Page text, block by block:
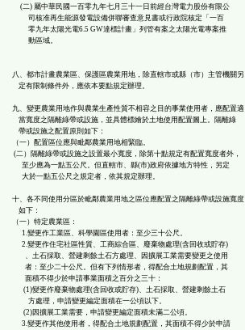
(二) 屬中華民國一百零九年七月三十一日前經台灣電力股份有限公
司核准再生能源發電設備併聯審查意見書或行政院核定「一百
零九年太陽光電6.5 GW達標計畫」列管有案之太陽光電專案推
動區域。
八、都市計畫農業區、保護區農業用地，除直轄市或縣（市）主管機關另
定有限制條件外，應依本要點規定辦理。
九、變更農業用地作與農業生產性質不相容之目的事業使用者，應配置適
當寬度之隔離綠帶或設施，並具體標繪於土地使用配置圖上。隔離綠
帶或設施之配置原則如下：
（一）配置區位應與毗鄰農業用地相緊臨。
(二）隔離綠帶或設施之設置最小寬度，除第十點規定有配置寬度者外，
至少應為一點五公尺。但直轄市、縣(市)政府依據地方特性，另定
大於一點五公尺之規定者，依其規定辦理。
十、各不同使用分區於毗鄰農業用地之區位應配置之隔離綠帶或設施寬度
如下：
（一）特定農業區：
1.變更作工業區、科學園區使用者：至少三十公尺。
2.變更作住宅社區性質、工商綜合區、廢棄物處理(含回收或貯存)
、土石採取、營建剩餘土石方處理、因擴展工業需要變更之使用
者：至少二十公尺。但有下列情形者，得配合土地規劃配置，其
面積不得少於申請事業面積之百分之三十：
(1)變更作廢棄物處理(含回收或貯存)、土石採取、營建剩餘土石
方處理，申請變更編定面積在一公頃以下。
(2)因擴展工業需要，申請變更編定面積未滿二公頃。
3.變更作其他使用者，得配合土地規劃配置，其面積不得少於申請